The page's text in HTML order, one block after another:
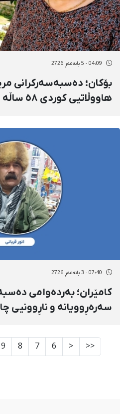
04:09 - 5 بانەمەڕ 2726
بۆکان؛ دەسبەسەرکرانی
07:40 - 3 بانەمەڕ 2726
کامێران؛ بەردەوامی
سەرەڕوویانە و ناڕوونیی
<<
<
6
7
8
9